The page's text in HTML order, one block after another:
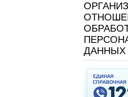
ДАННЫХ